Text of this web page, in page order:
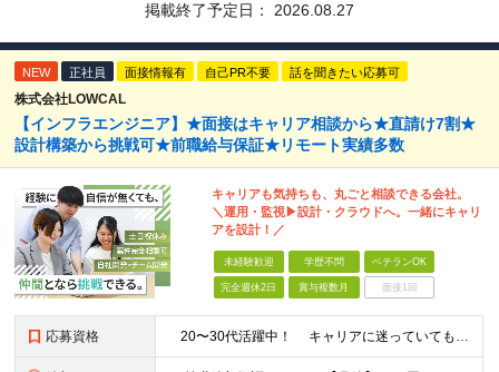
掲載終了予定日： 2026.08.27
NEW 正社員 面接情報有 自己PR不要 話を聞きたい応募可
株式会社LOWCAL
【インフラエンジニア】★面接はキャリア相談から★直請け7割★
設計構築から挑戦可★前職給与保証★リモート実績多数
キャリアも気持ちも、丸ごと相談できる会社。
＼運用・監視▶︎設計・クラウドへ。一緒にキャリ
アを設計！／
未経験歓迎 学歴不問 ベテランOK
完全週休2日 賞与複数月 面接1回
応募資格 20〜30代活躍中！ キャリアに迷っていても大丈夫。 ＼まずは相談から始めませんか？／ ■サーバー／ネットワーク／クラウドいずれかの分野での実務経験をお持ちの方（半年以上） ※運用・監視・ヘル